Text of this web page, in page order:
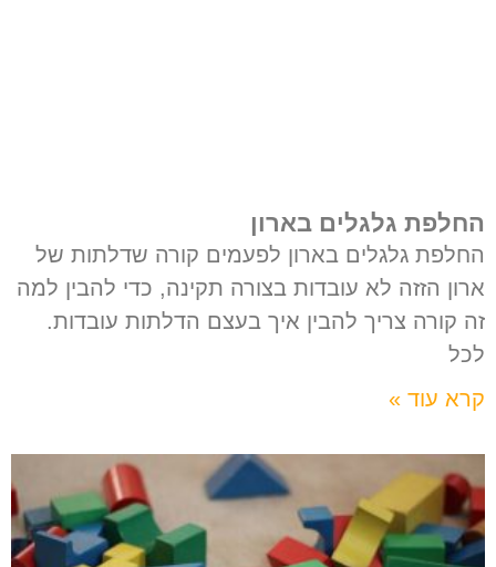
החלפת גלגלים בארון
החלפת גלגלים בארון לפעמים קורה שדלתות של
ארון הזזה לא עובדות בצורה תקינה, כדי להבין למה
זה קורה צריך להבין איך בעצם הדלתות עובדות.
לכל
קרא עוד »